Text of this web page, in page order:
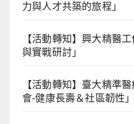
力與⼈才共築的旅程」
【活動轉知】興大精醫
與實戰研討」
【活動轉知】臺大精準
會-健康長壽＆社區韌性」